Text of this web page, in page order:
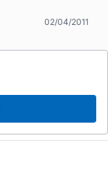
02/04/2011